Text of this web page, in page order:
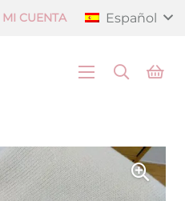
MI CUENTA Español